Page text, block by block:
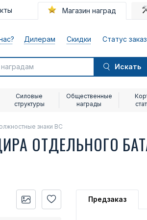
Магазин наград
Дилерам Скидки Статус
Искать
Силовые
структуры
Общественные
награды
знаки ВС
ОТДЕЛЬНОГО
Предзаказ